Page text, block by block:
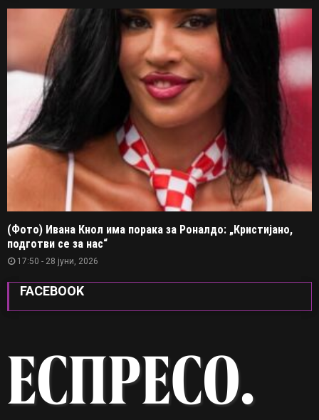
(Фото) Ивана Кнол има порака за Роналдо: „Кристијано,
подготви се за нас“
17:50 - 28 јуни, 2026
FACEBOOK